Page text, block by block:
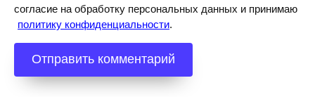
согласие на обработку персональных данных и принимаю
политику конфиденциальности.